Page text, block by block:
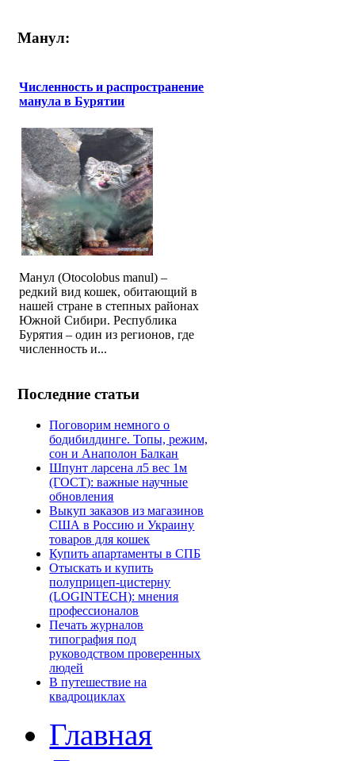
Манул:
Численность и распространение
манула в Бурятии
Манул (Otocolobus manul) –
редкий вид кошек, обитающий в
нашей стране в степных районах
Южной Сибири. Республика
Бурятия – один из регионов, где
численность и...
Последние статьи
Поговорим немного о
бодибилдинге. Топы, режим,
сон и Анаполон Балкан
Шпунт ларсена л5 вес 1м
(ГОСТ): важные научные
обновления
Выкуп заказов из магазинов
США в Россию и Украину
товаров для кошек
Купить апартаменты в СПБ
Отыскать и купить
полуприцеп-цистерну
(LOGINTECH): мнения
профессионалов
Печать журналов
типография под
руководством проверенных
людей
В путешествие на
квадроциклах
Главная